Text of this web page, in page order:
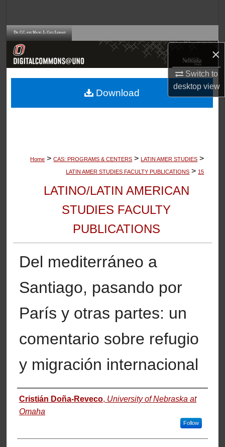
×
Switch to
desktopview
Browse Collections
About
Home > CAS: PROGRAMS & CENTERS > LATIN AMER STUDIES >
LATIN AMER STUDIES FACULTY PUBLICATIONS > 15
LATINO/LATIN AMERICAN
STUDIES FACULTY
PUBLICATIONS
Del mediterráneo a
Santiago, pasando por
París y otras partes: un
comentario sobre refugio
y migración internacional
Authors
Cristián Doña-Reveco, University of Nebraska at
Omaha
Follow
Download